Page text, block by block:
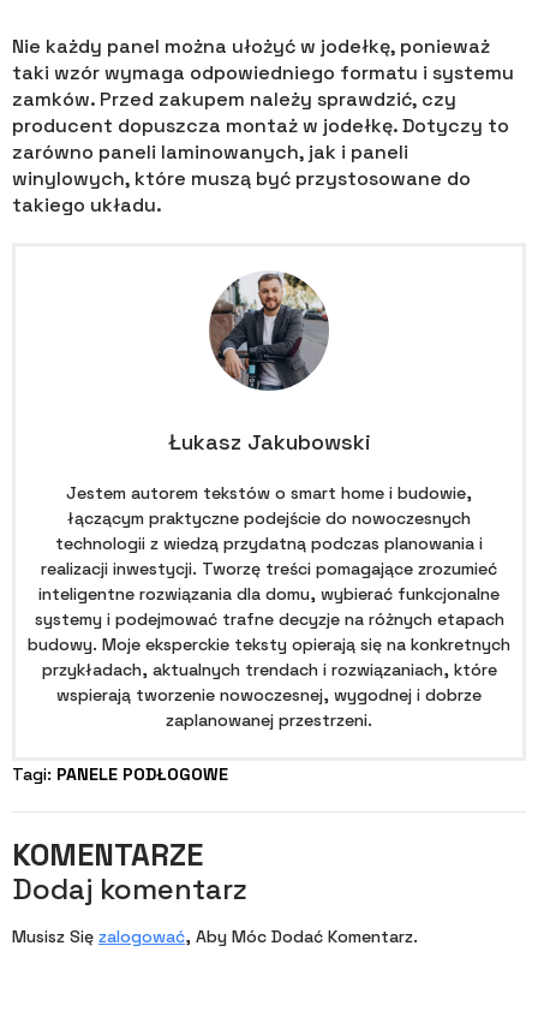
Nie każdy panel można ułożyć w jodełkę, ponieważ
taki wzór wymaga odpowiedniego formatu i systemu
zamków. Przed zakupem należy sprawdzić, czy
producent dopuszcza montaż w jodełkę. Dotyczy to
zarówno paneli laminowanych, jak i paneli
winylowych, które muszą być przystosowane do
takiego układu.
Łukasz Jakubowski
Jestem autorem tekstów o smart home i budowie,
łączącym praktyczne podejście do nowoczesnych
technologii z wiedzą przydatną podczas planowania i
realizacji inwestycji. Tworzę treści pomagające zrozumieć
inteligentne rozwiązania dla domu, wybierać funkcjonalne
systemy i podejmować trafne decyzje na różnych etapach
budowy. Moje eksperckie teksty opierają się na konkretnych
przykładach, aktualnych trendach i rozwiązaniach, które
wspierają tworzenie nowoczesnej, wygodnej i dobrze
zaplanowanej przestrzeni.
Tagi: PANELE PODŁOGOWE
KOMENTARZE
Dodaj komentarz
Musisz Się zalogować, Aby Móc Dodać Komentarz.